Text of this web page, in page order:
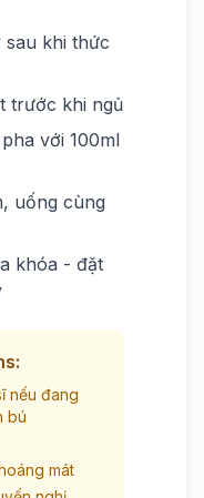
sau khi thức
trước khi ngủ
với 100ml
uống cùng
khóa - đặt
nếu đang
bú
mát